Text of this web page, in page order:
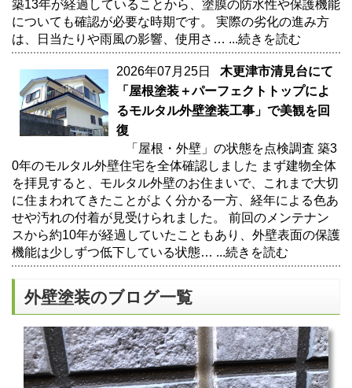
築13年が経過していることから、塗膜の防水性や保護機能
についても確認が必要な時期です。 実際の劣化の進み方
は、日当たりや雨風の影響、使用さ… ...続きを読む
2026年07月25日 木更津市清見台にて
「屋根塗装＋パーフェクトトップによ
るモルタル外壁塗装工事」で美観を回
復
「屋根・外壁」の状態を点検調査 築3
0年のモルタル外壁住宅を全体確認しました まず建物全体
を拝見すると、モルタル外壁のお住まいで、これまで大切
に住まわれてきたことがよく分かる一方、経年による色あ
せや汚れの付着が見受けられました。 前回のメンテナン
スから約10年が経過していたこともあり、外壁表面の保護
機能は少しずつ低下している状態… ...続きを読む
外壁塗装のブログ一覧